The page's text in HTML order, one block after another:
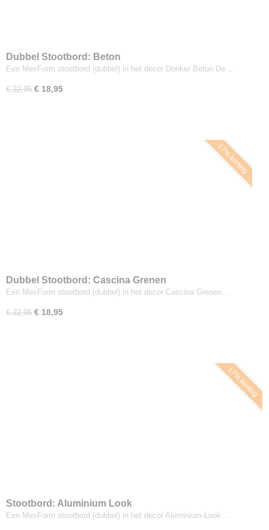
Dubbel Stootbord: Beton
Een MexForm stootbord (dubbel) in het decor Donker Beton De…
€ 22,95 € 18,95
17% korting
Dubbel Stootbord: Cascina Grenen
Een MexForm stootbord (dubbel) in het decor Cascina Grenen…
€ 22,95 € 18,95
17% korting
Stootbord: Aluminium Look
Een MexForm stootbord (dubbel) in het decor Aluminium-Look…